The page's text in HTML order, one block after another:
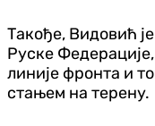
Такође, Видовић
Руске
линије фронта и
стањем на терену.